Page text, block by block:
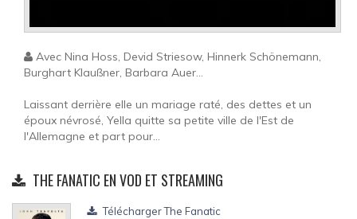
Avec Nina Hoss, Devid Striesow, Hinnerk Schönemann,
Burghart Klaußner, Barbara Auer...
Laissant derrière elle un mariage raté, des dettes et un
époux névrosé, Yella quitte sa petite ville de l'Est de
l'Allemagne et part pour...
THE FANATIC EN VOD ET STREAMING
Télécharger The Fanatic